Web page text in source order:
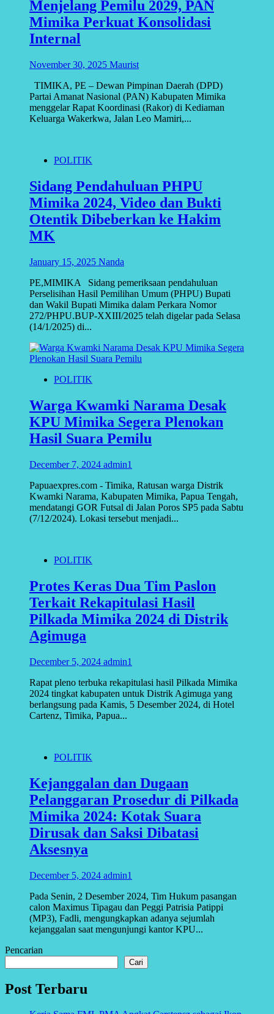
Menjelang Pemilu 2029, PAN
Mimika Perkuat Konsolidasi
Internal
November 30, 2025 Maurist
TIMIKA, PE – Dewan Pimpinan Daerah (DPD)
Partai Amanat Nasional (PAN) Kabupaten Mimika
menggelar Rapat Koordinasi (Rakor) di Kediaman
Keluarga Wakerkwa, Jalan Leo Mamiri,...
POLITIK
Sidang Pendahuluan PHPU
Mimika 2024, Video dan Bukti
Otentik Dibeberkan ke Hakim
MK
January 15, 2025 Nanda
PE,MIMIKA Sidang pemeriksaan pendahuluan
Perselisihan Hasil Pemilihan Umum (PHPU) Bupati
dan Wakil Bupati Mimika dalam Perkara Nomor
272/PHPU.BUP-XXIII/2025 telah digelar pada Selasa
(14/1/2025) di...
POLITIK
Warga Kwamki Narama Desak
KPU Mimika Segera Plenokan
Hasil Suara Pemilu
December 7, 2024 admin1
Papuaexpres.com - Timika, Ratusan warga Distrik
Kwamki Narama, Kabupaten Mimika, Papua Tengah,
mendatangi GOR Futsal di Jalan Poros SP5 pada Sabtu
(7/12/2024). Lokasi tersebut menjadi...
POLITIK
Protes Keras Dua Tim Paslon
Terkait Rekapitulasi Hasil
Pilkada Mimika 2024 di Distrik
Agimuga
December 5, 2024 admin1
Rapat pleno terbuka rekapitulasi hasil Pilkada Mimika
2024 tingkat kabupaten untuk Distrik Agimuga yang
berlangsung pada Kamis, 5 Desember 2024, di Hotel
Cartenz, Timika, Papua...
POLITIK
Kejanggalan dan Dugaan
Pelanggaran Prosedur di Pilkada
Mimika 2024: Kotak Suara
Dirusak dan Saksi Dibatasi
Aksesnya
December 5, 2024 admin1
Pada Senin, 2 Desember 2024, Tim Hukum pasangan
calon Maximus Tipagau dan Peggi Patrisia Patippi
(MP3), Fadli, mengungkapkan adanya sejumlah
kejanggalan saat mengunjungi kantor KPU...
Pencarian
Cari
Post Terbaru